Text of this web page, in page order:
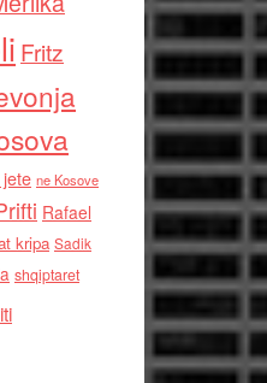
Fritz
ne Kosove
Rafael
kripa Sadik
shqiptaret